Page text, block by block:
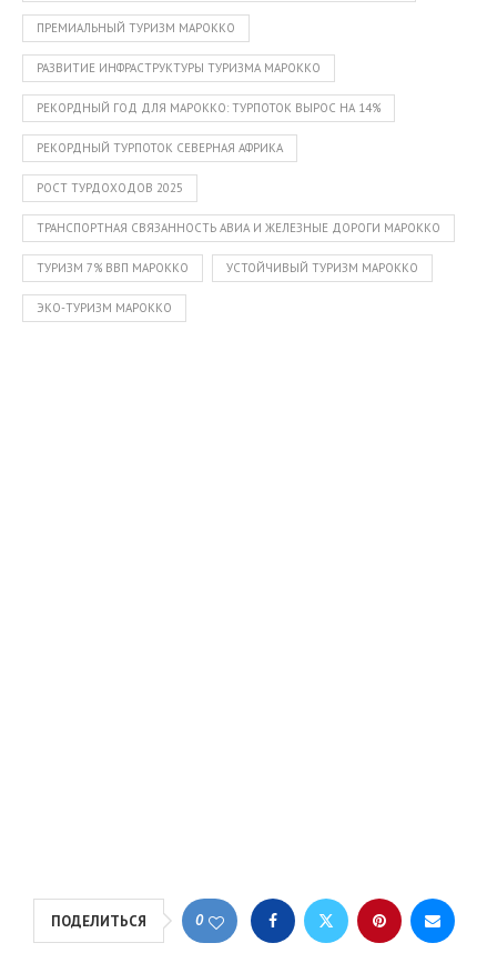
ПРЕМИАЛЬНЫЙ ТУРИЗМ МАРОККО
РАЗВИТИЕ ИНФРАСТРУКТУРЫ ТУРИЗМА МАРОККО
РЕКОРДНЫЙ ГОД ДЛЯ МАРОККО: ТУРПОТОК ВЫРОС НА 14%
РЕКОРДНЫЙ ТУРПОТОК СЕВЕРНАЯ АФРИКА
РОСТ ТУРДОХОДОВ 2025
ТРАНСПОРТНАЯ СВЯЗАННОСТЬ АВИА И ЖЕЛЕЗНЫЕ ДОРОГИ МАРОККО
ТУРИЗМ 7% ВВП МАРОККО УСТОЙЧИВЫЙ ТУРИЗМ МАРОККО
ЭКО-ТУРИЗМ МАРОККО
ПОДЕЛИТЬСЯ 0